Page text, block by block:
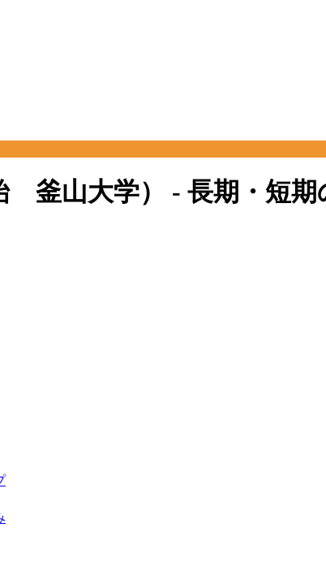
山大学） - 長期・短期